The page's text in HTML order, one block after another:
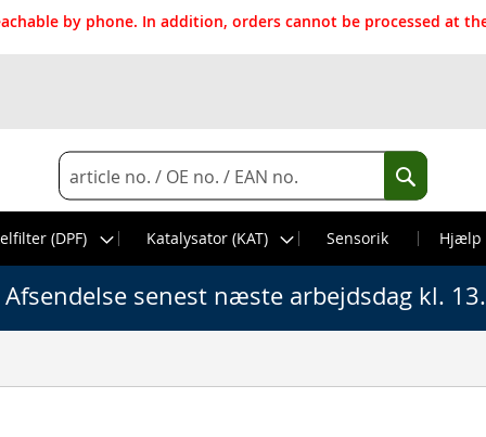
by phone. In addition, orders cannot be processed at
Search
Search
(DPF)
Katalysator (KAT) Sensorik Hjælp
Afsendelse senest næste arbejdsdag kl.